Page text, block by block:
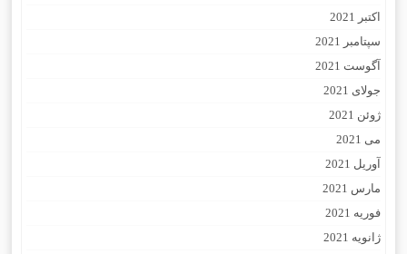
اکتبر 2021
سپتامبر 2021
آگوست 2021
جولای 2021
ژوئن 2021
می 2021
آوریل 2021
مارس 2021
فوریه 2021
ژانویه 2021